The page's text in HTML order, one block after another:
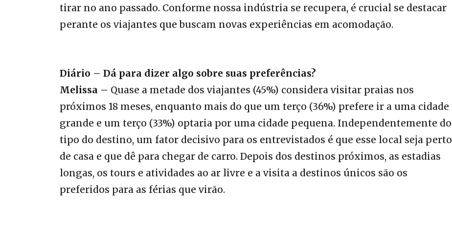
tirar no ano passado. Conforme nossa indústria se recupera, é crucial se destacar
perante os viajantes que buscam novas experiências em acomodação.
Diário – Dá para dizer algo sobre suas preferências?
Melissa – Quase a metade dos viajantes (45%) considera visitar praias nos
próximos 18 meses, enquanto mais do que um terço (36%) prefere ir a uma cidade
grande e um terço (33%) optaria por uma cidade pequena. Independentemente do
tipo do destino, um fator decisivo para os entrevistados é que esse local seja perto
de casa e que dê para chegar de carro. Depois dos destinos próximos, as estadias
longas, os tours e atividades ao ar livre e a visita a destinos únicos são os
preferidos para as férias que virão.